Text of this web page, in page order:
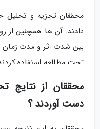
محققان تجزیه و تحلیل
دادند. آن ها همچنین از
بین شدت اثر و مدت زمان
تحت مطالعه استفاده
محققان از نتایج
دست آوردند ؟